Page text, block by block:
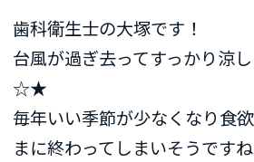
歯科衛生士の大塚です！
台風が過ぎ去ってすっかり涼
☆★
毎年いい季節が少なくなり食
まに終わってしまいそうです